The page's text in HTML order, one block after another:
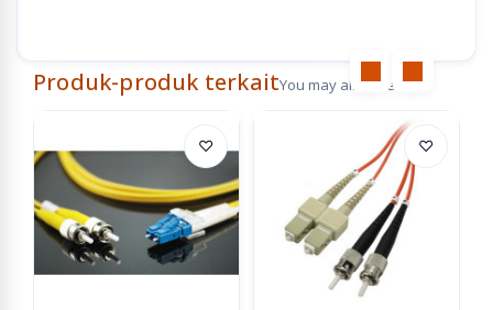
Produk-produk terkaitYou may also like
♡ ♡